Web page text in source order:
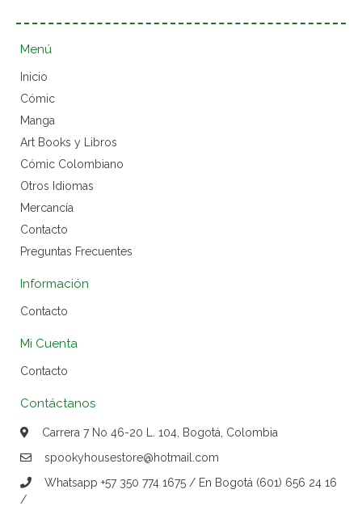
Menú
Inicio
Cómic
Manga
Art Books y Libros
Cómic Colombiano
Otros Idiomas
Mercancía
Contacto
Preguntas Frecuentes
Información
Contacto
Mi Cuenta
Contacto
Contáctanos
Carrera 7 No 46-20 L. 104, Bogotá, Colombia
spookyhousestore@hotmail.com
Whatsapp +57 350 774 1675 / En Bogotá (601) 656 24 16
/